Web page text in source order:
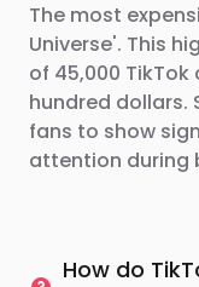
The most
Universe'. This
of 45,000
hundred dollars.
fans to show
attention during
How do